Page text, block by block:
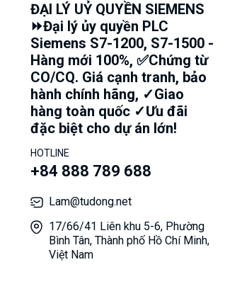
ĐẠI LÝ UỶ QUYỀN SIEMENS
⏩Đại lý ủy quyền PLC
Siemens S7-1200, S7-1500 -
Hàng mới 100%, ✅Chứng từ
CO/CQ. Giá cạnh tranh, bảo
hành chính hãng, ✓Giao
hàng toàn quốc ✓Ưu đãi
đặc biệt cho dự án lớn!
HOTLINE
+84 888 789 688
Lam@tudong.net
17/66/41 Liên khu 5-6, Phường
Bình Tân, Thành phố Hồ Chí Minh,
Việt Nam